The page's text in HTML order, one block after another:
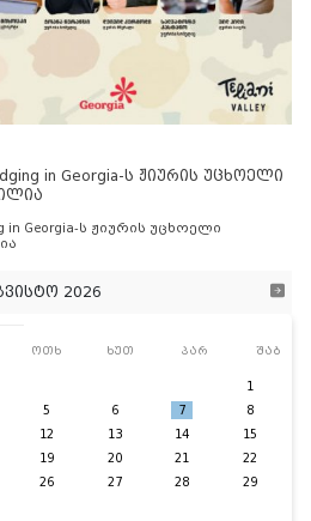
in Georgia-ს ჟიურის უცხოელი
in Georgia-ს ჟიურის უცხოელი
2026
ოთხ ხუთ პარ შაბ
1
5 6 7
8
12 13 14
15
19 20 21
22
26 27 28
29